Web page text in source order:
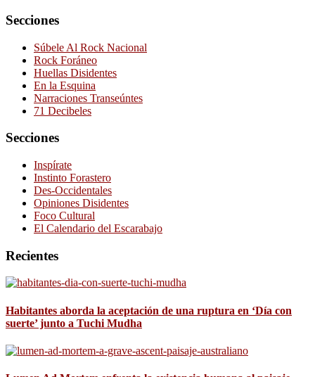
Secciones
Súbele Al Rock Nacional
Rock Foráneo
Huellas Disidentes
En la Esquina
Narraciones Transeúntes
71 Decibeles
Secciones
Inspírate
Instinto Forastero
Des-Occidentales
Opiniones Disidentes
Foco Cultural
El Calendario del Escarabajo
Recientes
Habitantes aborda la aceptación de una ruptura en ‘Día con
suerte’ junto a Tuchi Mudha